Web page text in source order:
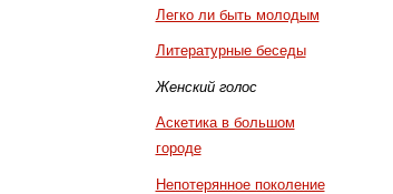
Легко ли быть молодым
Литературные беседы
Женский голос
Аскетика в большом
городе
Непотерянное поколение